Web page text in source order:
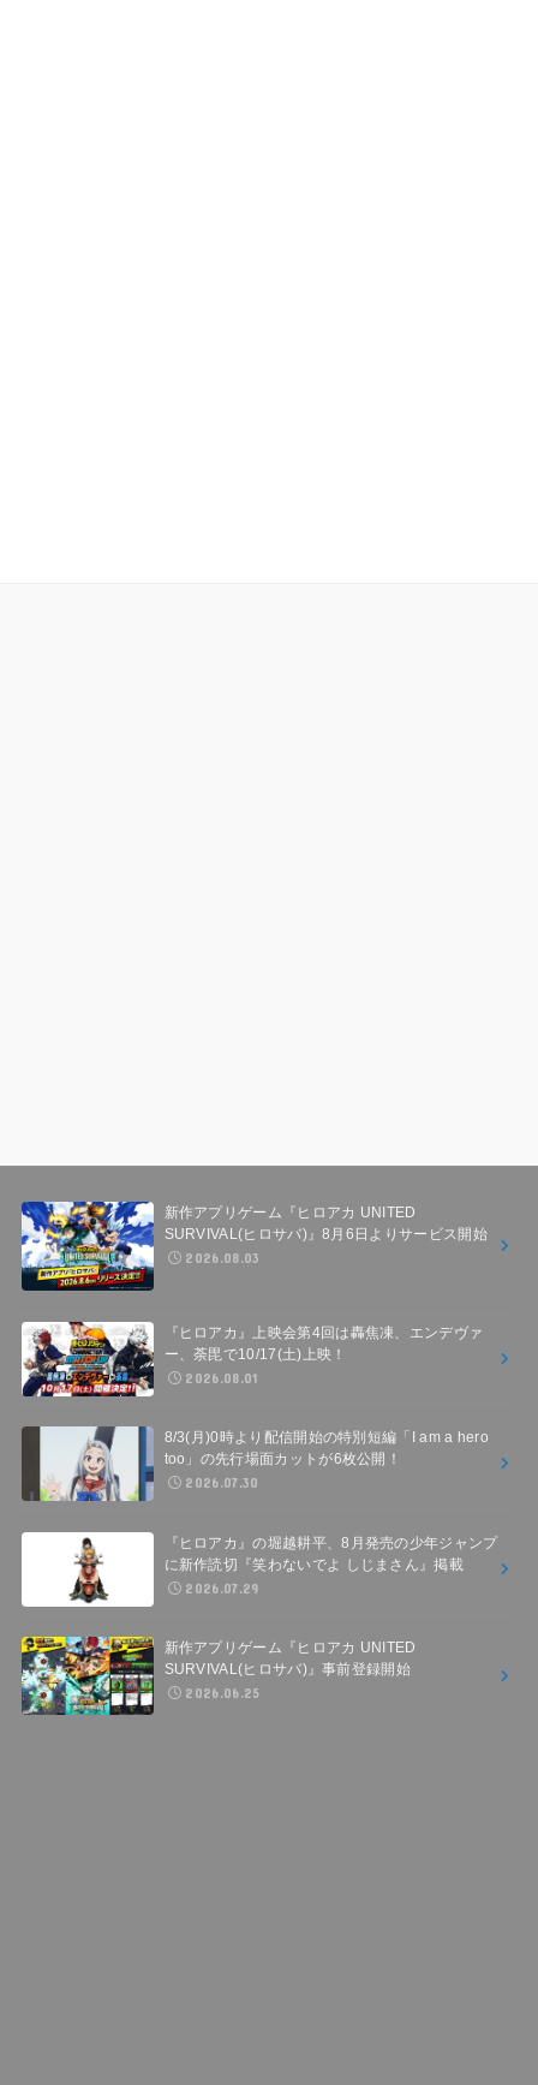
新作アプリゲーム『ヒロアカ UNITED
SURVIVAL(ヒロサバ)』8月6日よりサービス開始
2026.08.03
『ヒロアカ』上映会第4回は轟焦凍、エンデヴァ
ー、荼毘で10/17(土)上映！
2026.08.01
8/3(月)0時より配信開始の特別短編「I am a hero
too」の先行場面カットが6枚公開！
2026.07.30
『ヒロアカ』の堀越耕平、8月発売の少年ジャンプ
に新作読切『笑わないでよ しじまさん』掲載
2026.07.29
新作アプリゲーム『ヒロアカ UNITED
SURVIVAL(ヒロサバ)』事前登録開始
2026.06.25